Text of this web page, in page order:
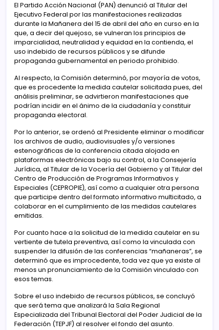
El Partido Acción Nacional (PAN) denunció al Titular del
Ejecutivo Federal por las manifestaciones realizadas
durante la Mañanera del 15 de abril del año en curso en la
que, a decir del quejoso, se vulneran los principios de
imparcialidad, neutralidad y equidad en la contienda, el
uso indebido de recursos públicos y se difunde
propaganda gubernamental en periodo prohibido.
Al respecto, la Comisión determinó, por mayoría de votos,
que es procedente la medida cautelar solicitada pues, del
análisis preliminar, se advirtieron manifestaciones que
podrían incidir en el ánimo de la ciudadanía y constituir
propaganda electoral.
Por lo anterior, se ordenó al Presidente eliminar o modificar
los archivos de audio, audiovisuales y/o versiones
estenográficas de la conferencia citada alojada en
plataformas electrónicas bajo su control, a la Consejería
Jurídica, al Titular de la Vocería del Gobierno y al Titular del
Centro de Producción de Programas Informativos y
Especiales (CEPROPIE), así como a cualquier otra persona
que participe dentro del formato informativo multicitado, a
colaborar en el cumplimiento de las medidas cautelares
emitidas.
Por cuanto hace a la solicitud de la medida cautelar en su
vertiente de tutela preventiva, así como la vinculada con
suspender la difusión de las conferencias “mañaneras”, se
determinó que es improcedente, toda vez que ya existe al
menos un pronunciamiento de la Comisión vinculado con
esos temas.
Sobre el uso indebido de recursos públicos, se concluyó
que será tema que analizará la Sala Regional
Especializada del Tribunal Electoral del Poder Judicial de la
Federación (TEPJF) al resolver el fondo del asunto.